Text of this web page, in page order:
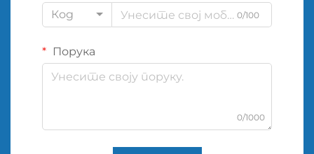
Код
0/100
Порука
0/1000